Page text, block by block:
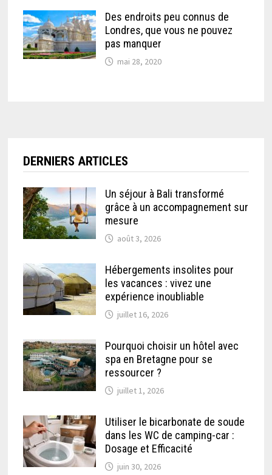
Des endroits peu connus de
Londres, que vous ne pouvez
pas manquer
mai 28, 2020
DERNIERS ARTICLES
Un séjour à Bali transformé
grâce à un accompagnement sur
mesure
août 3, 2026
Hébergements insolites pour
les vacances : vivez une
expérience inoubliable
juillet 16, 2026
Pourquoi choisir un hôtel avec
spa en Bretagne pour se
ressourcer ?
juillet 1, 2026
Utiliser le bicarbonate de soude
dans les WC de camping-car :
Dosage et Efficacité
juin 30, 2026